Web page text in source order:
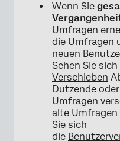
Wenn Sie
Umfragen
die Umfragen
neuen
Sehen Sie
Verschieben
Dutzende
Umfragen
alte
Sie sich
die